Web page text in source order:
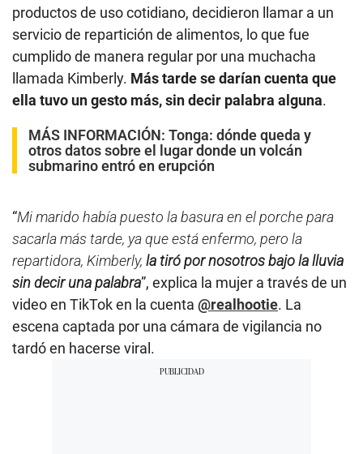
productos de uso cotidiano, decidieron llamar a un
servicio de repartición de alimentos, lo que fue
cumplido de manera regular por una muchacha
llamada Kimberly. Más tarde se darían cuenta que
ella tuvo un gesto más, sin decir palabra alguna.
MÁS INFORMACIÓN: Tonga: dónde queda y
otros datos sobre el lugar donde un volcán
submarino entró en erupción
“Mi marido había puesto la basura en el porche para
sacarla más tarde, ya que está enfermo, pero la
repartidora, Kimberly, la tiró por nosotros bajo la lluvia
sin decir una palabra”, explica la mujer a través de un
video en TikTok en la cuenta @realhootie. La
escena captada por una cámara de vigilancia no
tardó en hacerse viral.